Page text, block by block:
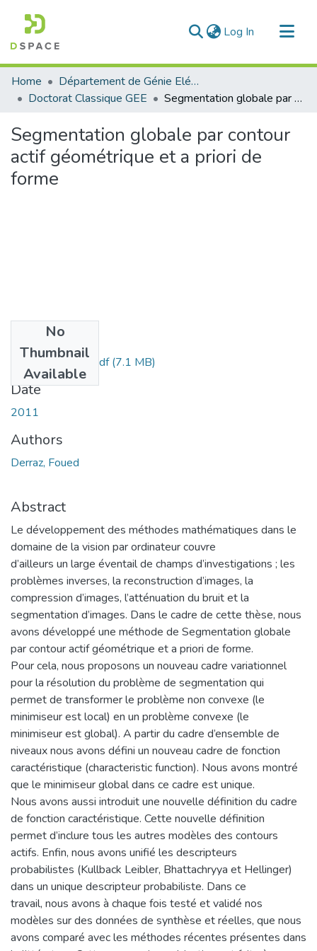
Log In (current)
Communities & Collections
All of DSpace
Home
Département de Génie Eléctrique et Electronique
Doctorat Classique GEE
Segmentation globale par contour actif géométrique et a priori de forme
Segmentation globale par contour
actif géométrique et a priori de
forme
No
Thumbnail
Available
Foued DERRAZ.pdf(7.1 MB)
Date
2011
Authors
Derraz, Foued
Abstract
Le développement des méthodes mathématiques dans le
domaine de la vision par ordinateur couvre
d’ailleurs un large éventail de champs d’investigations ; les
problèmes inverses, la reconstruction d’images, la
compression d’images, l’atténuation du bruit et la
segmentation d’images. Dans le cadre de cette thèse, nous
avons développé une méthode de Segmentation globale
par contour actif géométrique et a priori de forme.
Pour cela, nous proposons un nouveau cadre variationnel
pour la résolution du problème de segmentation qui
permet de transformer le problème non convexe (le
minimiseur est local) en un problème convexe (le
minimiseur est global). A partir du cadre d’ensemble de
niveaux nous avons défini un nouveau cadre de fonction
caractéristique (characteristic function). Nous avons montré
que le minimiseur global dans ce cadre est unique.
Nous avons aussi introduit une nouvelle définition du cadre
de fonction caractéristique. Cette nouvelle définition
permet d’inclure tous les autres modèles des contours
actifs. Enfin, nous avons unifié les descripteurs
probabilistes (Kullback Leibler, Bhattachryya et Hellinger)
dans un unique descripteur probabiliste. Dans ce
travail, nous avons à chaque fois testé et validé nos
modèles sur des données de synthèse et réelles, que nous
avons comparé avec les méthodes récentes présentes dans